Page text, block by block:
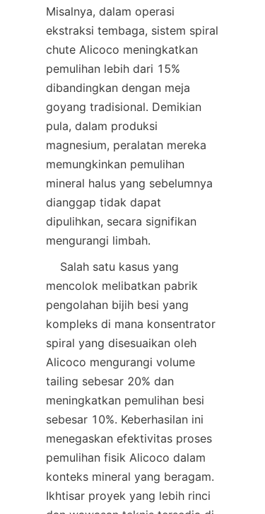
Misalnya, dalam operasi
ekstraksi tembaga, sistem spiral
chute Alicoco meningkatkan
pemulihan lebih dari 15%
dibandingkan dengan meja
goyang tradisional. Demikian
pula, dalam produksi
magnesium, peralatan mereka
memungkinkan pemulihan
mineral halus yang sebelumnya
dianggap tidak dapat
dipulihkan, secara signifikan
mencolok melibatkan pabrik
pengolahan bijih besi yang
kompleks di mana konsentrator
spiral yang disesuaikan oleh
Alicoco mengurangi volume
tailing sebesar 20% dan
meningkatkan pemulihan besi
sebesar 10%. Keberhasilan ini
menegaskan efektivitas proses
pemulihan fisik Alicoco dalam
konteks mineral yang beragam.
Ikhtisar proyek yang lebih rinci